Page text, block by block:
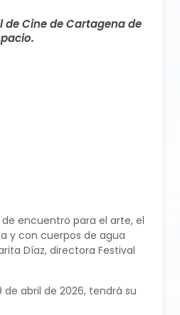
Cine de Cartagena de
encuentro para el arte, el
y con cuerpos de agua
Díaz, directora Festival
de abril de 2026, tendrá su